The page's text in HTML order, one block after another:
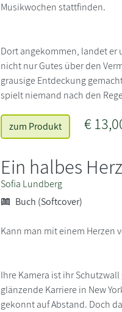
Musikwochen stattfinden.
Dort angekommen, landet er
nicht nur Gutes über den
grausige Entdeckung
spielt niemand nach den
zum Produkt €
Ein halbes Herz
Sofia Lundberg
Buch (Softcover)
Kann man mit einem Herzen
Ihre Kamera ist ihr
glänzende Karriere in New
gekonnt auf Abstand. Doch